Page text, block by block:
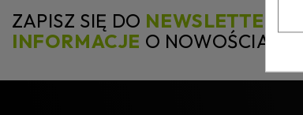
ZAPISZ SIĘ DO NEWSLETTERA
INFORMACJE O NOWOŚCIACH